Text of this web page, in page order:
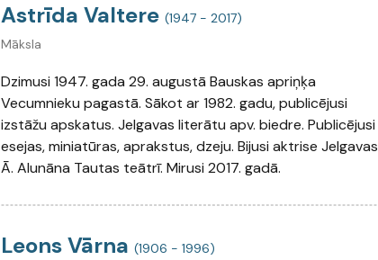
Astrīda Valtere (1947 - 2017)
Māksla
Dzimusi 1947. gada 29. augustā Bauskas apriņķa
Vecumnieku pagastā. Sākot ar 1982. gadu, publicējusi
izstāžu apskatus. Jelgavas literātu apv. biedre. Publicējusi
esejas, miniatūras, aprakstus, dzeju. Bijusi aktrise Jelgavas
Ā. Alunāna Tautas teātrī. Mirusi 2017. gadā.
Leons Vārna (1906 - 1996)